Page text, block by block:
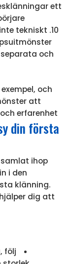
ett
tekniskt
och
och
att
erfarenhet.
din första
ihop
i den
klänning.
dig att
följ